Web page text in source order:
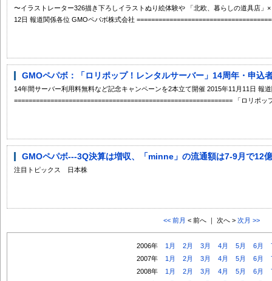
〜イラストレーター326描き下ろしイラストぬり絵体験や 「北欧、暮らしの道具店」
12日 報道関係各位 GMOペパボ株式会社
GMOペパボ：「ロリポップ！レンタルサーバー」14周年・申込
14年間サーバー利用料無料など記念キャンペーンを2本立て開催 2015年11月11日 報
============================================================ 「ロリポ
GMOペパボ---3Q決算は増収、「minne」の流通額は7-9月で12
注目トピックス 日本株
<< 前月 < 前へ ｜ 次へ > 次月 >>
2006年 1月 2月 3月 4月 5月 6月
2007年
1月 2月 3月 4月 5月 6月
2008年
1月 2月 3月 4月 5月 6月